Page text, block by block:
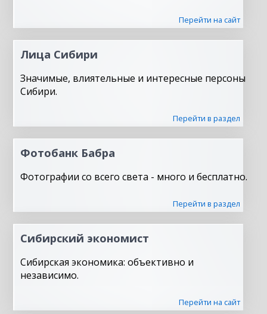
Перейти на сайт
Лица Сибири
Значимые, влиятельные и интересные персоны
Сибири.
Перейти в раздел
Фотобанк Бабра
Фотографии со всего света - много и бесплатно.
Перейти в раздел
Сибирский экономист
Сибирская экономика: объективно и
независимо.
Перейти на сайт